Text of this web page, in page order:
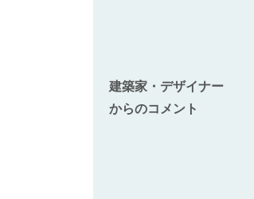
建築家・デザイナー
からのコメント